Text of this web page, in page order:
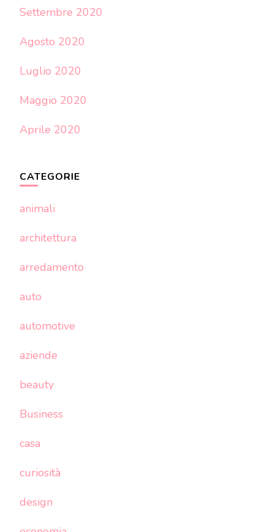
Settembre 2020
Agosto 2020
Luglio 2020
Maggio 2020
Aprile 2020
CATEGORIE
animali
architettura
arredamento
auto
automotive
aziende
beauty
Business
casa
curiosità
design